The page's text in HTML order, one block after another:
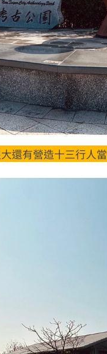
還有營造十三行人